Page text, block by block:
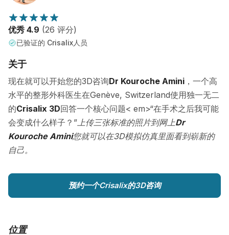
优秀 4.9 (26 评分)
已验证的 Crisalix人员
关于
现在就可以开始您的3D咨询Dr Kouroche Amini ，一个高
水平的整形外科医生在Genève, Switzerland使用独一无二
的Crisalix 3D回答一个核心问题< em>“在手术之后我可能
会变成什么样子？” 上传三张标准的照片到网上Dr
Kouroche Amini您就可以在3D模拟仿真里面看到崭新的
自己。
预约一个Crisalix的3D咨询
位置